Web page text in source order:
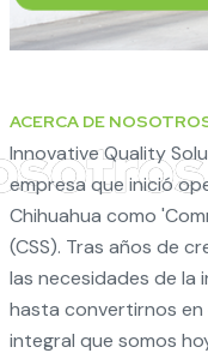
ACERCA DE
Innovative Quality
empresa que inició
Chihuahua como
(CSS). Tras años de
las necesidades de la
hasta convertirnos
integral que somos